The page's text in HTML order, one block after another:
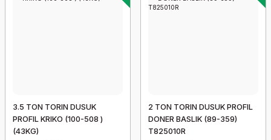
3.5 TON TORIN DUSUK
PROFIL KRIKO (100-508 )
(43KG)
2 TON TORIN DUSUK PROFIL
DONER BASLIK (89-359)
T825010R